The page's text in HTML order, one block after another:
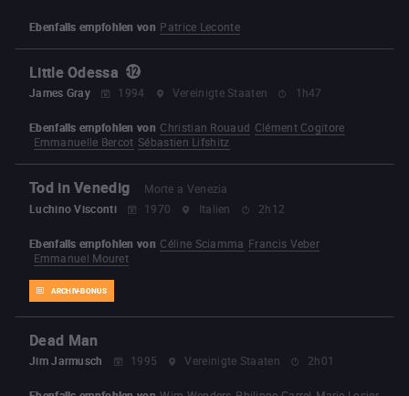
Ebenfalls empfohlen von Patrice Leconte
Little Odessa
James Gray 1994 Vereinigte Staaten 1h47
Ebenfalls empfohlen von Christian Rouaud Clément Cogitore
Emmanuelle Bercot Sébastien Lifshitz
Tod in Venedig
Morte a Venezia
Luchino Visconti
1970 Italien 2h12
ARCHIV-BONUS
Ebenfalls empfohlen von Céline Sciamma Francis Veber
Emmanuel Mouret
Dead Man
Jim Jarmusch 1995 Vereinigte Staaten 2h01